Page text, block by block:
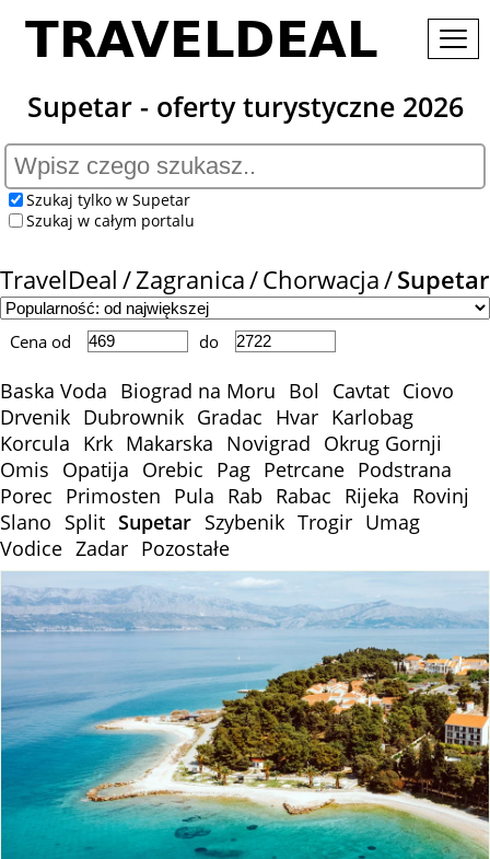
Supetar - oferty turystyczne 2026
Szukaj tylko w Supetar
Szukaj w całym portalu
TravelDeal Zagranica Chorwacja Supetar
Cena od do
Baska Voda Biograd na Moru Bol Cavtat Ciovo
Drvenik Dubrownik Gradac Hvar Karlobag
Korcula Krk Makarska Novigrad Okrug Gornji
Omis Opatija Orebic Pag Petrcane Podstrana
Porec Primosten Pula Rab Rabac Rijeka Rovinj
Slano Split Supetar Szybenik Trogir Umag
Vodice Zadar Pozostałe